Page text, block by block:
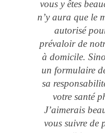
vous y êtes
n’y aura que le
autorisé
prévaloir de
à domicile.
un formulaire
sa
votre santé
J’aimerais
vous suivre de